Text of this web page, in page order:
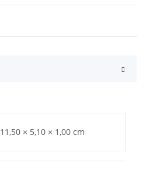
11,50 × 5,10 × 1,00 cm